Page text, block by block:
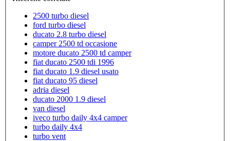
2500 turbo diesel
ford turbo diesel
ducato 2.8 turbo diesel
camper 2500 td occasione
motore ducato 2500 td camper
fiat ducato 2500 tdi 1996
fiat ducato 1.9 diesel usato
fiat ducato 95 diesel
adria diesel
ducato 2000 1.9 diesel
van diesel
iveco turbo daily 4x4 camper
turbo daily 4x4
turbo vent